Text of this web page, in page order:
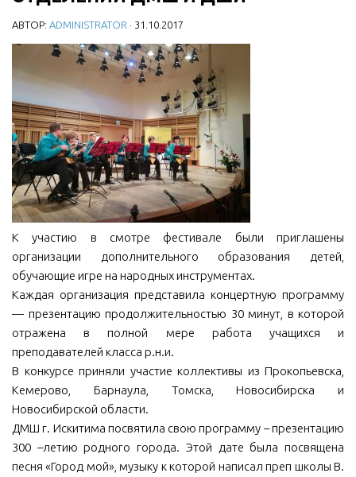
Противодействие коррупции
Отчеты о деятельности
Учреждения культуры
МБУ Дом культуры «Молодость»
МБУ Дом культуры «Октябрь»
МБОУ ДО «Детская школа искусств»
МБОУ ДО «Детская музыкальная школа»
МБУК «Искитимский городской историко-художественный
МБУ Парк культуры и отдыха им. И.В. Коротеева
МБУК «Централизованная библиотечная система»
ДК «Россия»
Афиша
Независимая оценка качества
Контакты
АВТОР: ADMINISTRATOR · 31.10.2017
К участию в смотре фестивале были приглашены
организации дополнительного образования детей,
обучающие игре на народных инструментах.
Каждая организация представила концертную программу
— презентацию продолжительностью 30 минут, в которой
отражена в полной мере работа учащихся и
преподавателей класса р.н.и.
В конкурсе приняли участие коллективы из Прокопьевска,
Кемерово, Барнаула, Томска, Новосибирска и
Новосибирской области.
ДМШ г. Искитима посвятила свою программу – презентацию
300 –летию родного города. Этой дате была посвящена
песня «Город мой», музыку к которой написал преп школы В.